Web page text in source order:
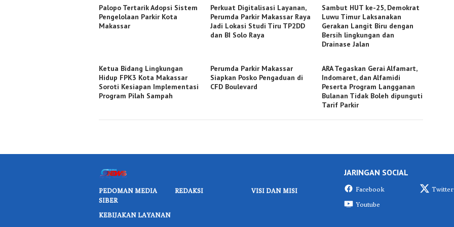
Palopo Tertarik Adopsi Sistem
Pengelolaan Parkir Kota
Makassar
Perkuat Digitalisasi Layanan,
Perumda Parkir Makassar Raya
Jadi Lokasi Studi Tiru TP2DD
dan BI Solo Raya
Sambut HUT ke-25, Demokrat
Luwu Timur Laksanakan
Gerakan Langit Biru dengan
Bersih lingkungan dan
Drainase Jalan
Ketua Bidang Lingkungan
Hidup FPK3 Kota Makassar
Soroti Kesiapan Implementasi
Program Pilah Sampah
Perumda Parkir Makassar
Siapkan Posko Pengaduan di
CFD Boulevard
ARA Tegaskan Gerai Alfamart,
Indomaret, dan Alfamidi
Peserta Program Langganan
Bulanan Tidak Boleh dipunguti
Tarif Parkir
PEDOMAN MEDIA
SIBER
REDAKSI VISI DAN MISI
KEBIJAKAN LAYANAN
JARINGAN SOCIAL
Facebook Twitter
Youtube